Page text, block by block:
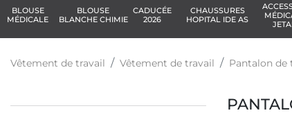
BLOUSE
MÉDICALE
BLOUSE
BLANCHE CHIMIE
CADUCÉE
2026
CHAUSSURES
HOPITAL IDE AS
Vêtement de travail Vêtement de travail Pantalon de